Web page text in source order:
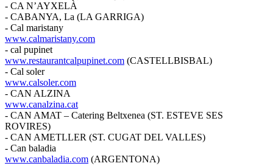
- CA N’AYXELÀ
- CABANYA, La (LA GARRIGA)
- Cal maristany
www.calmaristany.com
- cal pupinet
www.restaurantcalpupinet.com (CASTELLBISBAL)
- Cal soler
www.calsoler.com
- CAN ALZINA
www.canalzina.cat
- CAN AMAT – Catering Beltxenea (ST. ESTEVE SES
ROVIRES)
- CAN AMETLLER (ST. CUGAT DEL VALLES)
- Can baladia
www.canbaladia.com (ARGENTONA)